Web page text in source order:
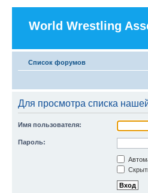
World Wrestling
Список форумов
Для просмотра списка
Имя пользователя:
Пароль: